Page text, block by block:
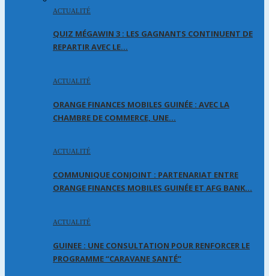
ACTUALITÉ
QUIZ MÉGAWIN 3 : LES GAGNANTS CONTINUENT DE
REPARTIR AVEC LE…
ACTUALITÉ
ORANGE FINANCES MOBILES GUINÉE : AVEC LA
CHAMBRE DE COMMERCE, UNE…
ACTUALITÉ
COMMUNIQUE CONJOINT : PARTENARIAT ENTRE
ORANGE FINANCES MOBILES GUINÉE ET AFG BANK…
ACTUALITÉ
GUINEE : UNE CONSULTATION POUR RENFORCER LE
PROGRAMME “CARAVANE SANTÉ”